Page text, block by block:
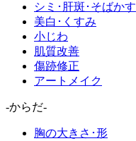
シミ･肝斑･そばかす
美白･くすみ
小じわ
肌質改善
傷跡修正
アートメイク
-からだ-
胸の大きさ･形